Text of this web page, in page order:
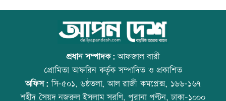
দিল্লিতে শেখ হাসিনার বক্তব্যে ভারতের সমর্থন
নেই: রণধীর জয়সওয়াল
দেশে ফিরলেন আরও ৩৪০ লিবিয়া প্রবাসী
আজ বিশ্ব বন্ধু দিবস
প্রতিমন্ত্রীকে ঘিরে ভাইরাল ভিডিওতে ছবি
প্রধান সম্পাদক:আফজাল বারী
প্রোমিতা আফরিন কর্তৃক সম্পাদিত ও প্রকাশিত
অফিস:সি-৫০১, ৬ষ্ঠতলা, আল রাজী কমপ্লেক্স, ১৬৬-১৬৭
শহীদ সৈয়দ নজরুল ইসলাম সরণি, পুরানা পল্টন, ঢাকা-১০০০